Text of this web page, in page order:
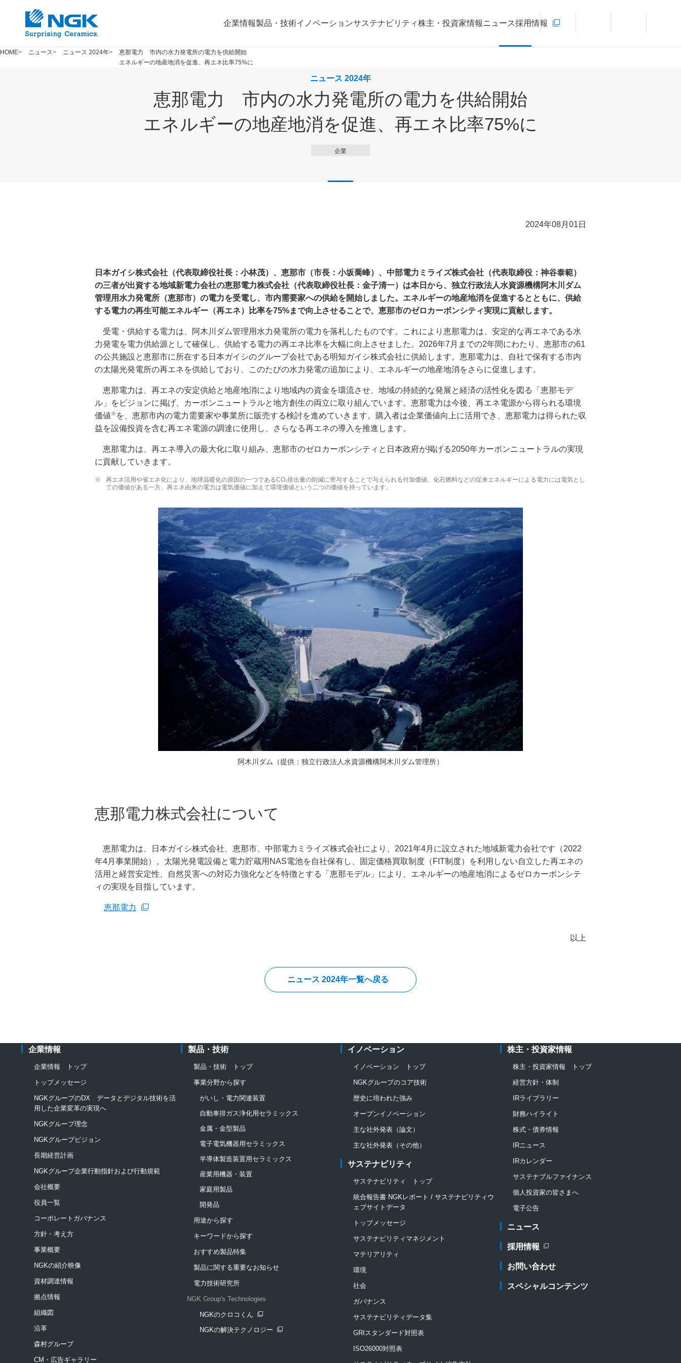
企業情報製品・技術イノベーションサステナビリティ株主・投資家情報ニュース採用情報
新規ウィンドウを開きます
言語切り替えメニューを開く
HOME ニュース ニュース 2024年
恵那電力 市内の水力発電所の電力を供給開始
エネルギーの地産地消を促進、再エネ比率75%に
ニュース 2024年
恵那電力 市内の水力発電所の電力を供給開始
エネルギーの地産地消を促進、再エネ比率75%に
企業
2024年08月01日
日本ガイシ株式会社（代表取締役社長：小林茂）、恵那市（市長：小坂喬峰）、中部電力ミライズ株式会社（代表取締役：神谷泰範）
の三者が出資する地域新電力会社の恵那電力株式会社（代表取締役社長：金子清一）は本日から、独立行政法人水資源機構阿木川ダム
管理用水力発電所（恵那市）の電力を受電し、市内需要家への供給を開始しました。エネルギーの地産地消を促進するとともに、供給
する電力の再生可能エネルギー（再エネ）比率を75%まで向上させることで、恵那市のゼロカーボンシティ実現に貢献します。
受電・供給する電力は、阿木川ダム管理用水力発電所の電力を落札したものです。これにより恵那電力は、安定的な再エネである水
力発電を電力供給源として確保し、供給する電力の再エネ比率を大幅に向上させました。2026年7月までの2年間にわたり、恵那市の61
の公共施設と恵那市に所在する日本ガイシのグループ会社である明知ガイシ株式会社に供給します。恵那電力は、自社で保有する市内
の太陽光発電所の再エネを供給しており、このたびの水力発電の追加により、エネルギーの地産地消をさらに促進します。
恵那電力は、再エネの安定供給と地産地消により地域内の資金を環流させ、地域の持続的な発展と経済の活性化を図る「恵那モデ
ル」をビジョンに掲げ、カーボンニュートラルと地方創生の両立に取り組んでいます。恵那電力は今後、再エネ電源から得られる環境
価値※ を、恵那市内の電力需要家や事業所に販売する検討を進めていきます。購入者は企業価値向上に活用でき、恵那電力は得られた収
益を設備投資を含む再エネ電源の調達に使用し、さらなる再エネの導入を推進します。
恵那電力は、再エネ導入の最大化に取り組み、恵那市のゼロカーボンシティと日本政府が掲げる2050年カーボンニュートラルの実現
に貢献していきます。
※ 再エネ活用や省エネ化により、地球温暖化の原因の一つであるCO2排出量の削減に寄与することで与えられる付加価値。化石燃料などの従来エネルギーによる電力には電気とし
ての価値がある一方、再エネ由来の電力は電気価値に加えて環境価値という二つの価値を持っています。
阿木川ダム（提供：独立行政法人水資源機構阿木川ダム管理所）
恵那電力株式会社について
恵那電力は、日本ガイシ株式会社、恵那市、中部電力ミライズ株式会社により、2021年4月に設立された地域新電力会社です（2022
年4月事業開始）。太陽光発電設備と電力貯蔵用NAS電池を自社保有し、固定価格買取制度（FIT制度）を利用しない自立した再エネの
活用と経営安定性、自然災害への対応力強化などを特徴とする「恵那モデル」により、エネルギーの地産地消によるゼロカーボンシテ
ィの実現を目指しています。
恵那電力
以上
ニュース 2024年一覧へ戻る
企業情報
企業情報 トップ
トップメッセージ
NGKグループのDX データとデジタル技術を活
用した企業変革の実現へ
NGKグループ理念
NGKグループビジョン
長期経営計画
NGKグループ企業行動指針および行動規範
会社概要
役員一覧
コーポレートガバナンス
方針・考え方
事業概要
NGKの紹介映像
資材調達情報
拠点情報
組織図
沿革
森村グループ
CM・広告ギャラリー
製品・技術
製品・技術 トップ
事業分野から探す
がいし・電力関連装置
自動車排ガス浄化用セラミックス
金属・金型製品
電子電気機器用セラミックス
半導体製造装置用セラミックス
産業用機器・装置
家庭用製品
開発品
用途から探す
キーワードから探す
おすすめ製品特集
製品に関する重要なお知らせ
電力技術研究所
NGK Group's Technologies
NGKのクロコくん
NGKの解決テクノロジー
イノベーション
イノベーション トップ
NGKグループのコア技術
歴史に培われた強み
オープンイノベーション
主な社外発表（論文）
主な社外発表（その他）
サステナビリティ
サステナビリティ トップ
統合報告書 NGKレポート / サステナビリティウ
ェブサイトデータ
トップメッセージ
サステナビリティマネジメント
マテリアリティ
環境
社会
ガバナンス
サステナビリティデータ集
GRIスタンダード対照表
ISO26000対照表
株主・投資家情報
株主・投資家情報 トップ
経営方針・体制
IRライブラリー
財務ハイライト
株式・債券情報
IRニュース
IRカレンダー
サステナブルファイナンス
個人投資家の皆さまへ
電子公告
ニュース
採用情報
お問い合わせ
スペシャルコンテンツ